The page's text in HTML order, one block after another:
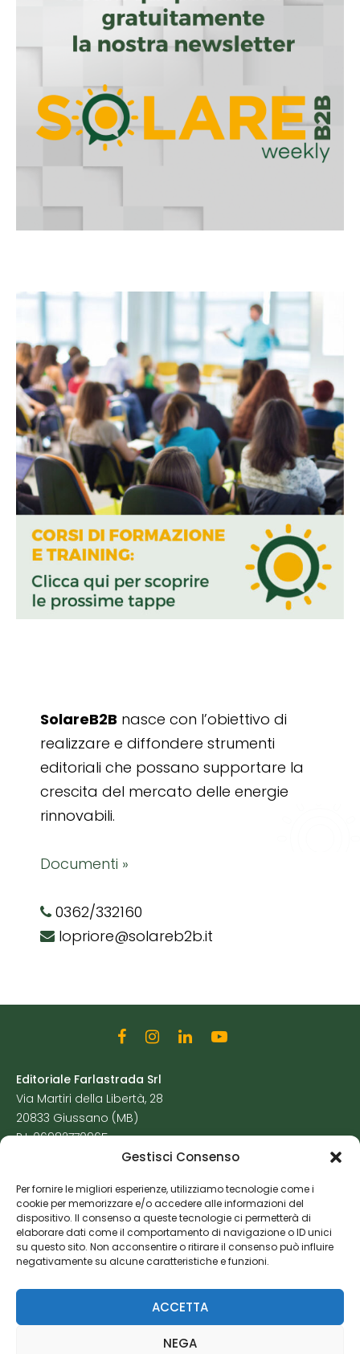
Gestisci Consenso
Per fornire le migliori esperienze, utilizziamo tecnologie come i
cookie per memorizzare e/o accedere alle informazioni del
dispositivo. Il consenso a queste tecnologie ci permetterà di
elaborare dati come il comportamento di navigazione o ID unici
su questo sito. Non acconsentire o ritirare il consenso può influire
negativamente su alcune caratteristiche e funzioni.
ACCETTA
NEGA
SolareB2B nasce con l’obiettivo di
realizzare e diffondere strumenti
editoriali che possano supportare la
crescita del mercato delle energie
rinnovabili.
Documenti »
0362/332160
lopriore@solareb2b.it
Editoriale Farlastrada Srl
Via Martiri della Libertà, 28
20833 Giussano (MB)
P.I. 06982770965
Cookie Policy
Risorse Aggiuntive